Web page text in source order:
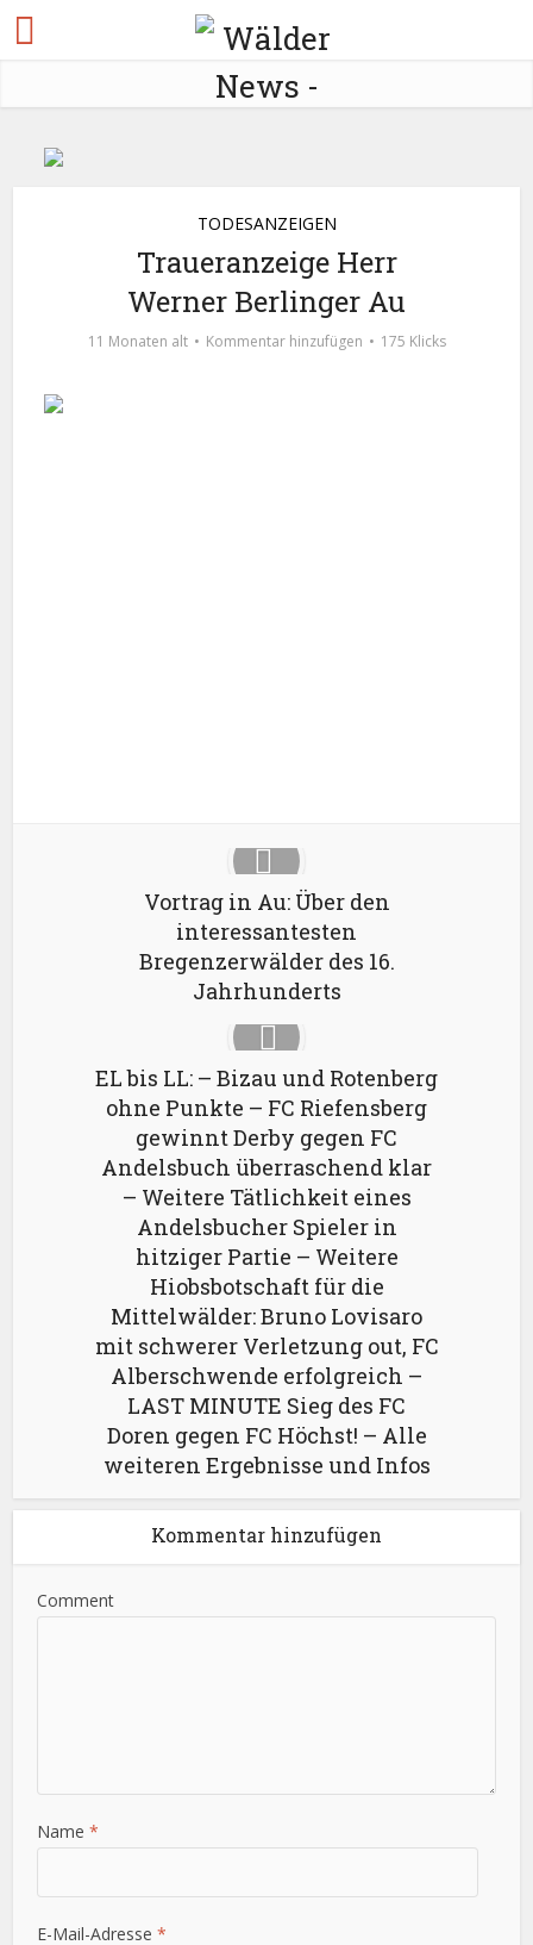
TODESANZEIGEN
Traueranzeige Herr
Werner Berlinger Au
11 Monaten alt Kommentar hinzufügen 175 Klicks
Vortrag in Au: Über den
interessantesten
Bregenzerwälder des 16.
Jahrhunderts
EL bis LL: – Bizau und Rotenberg
ohne Punkte – FC Riefensberg
gewinnt Derby gegen FC
Andelsbuch überraschend klar
– Weitere Tätlichkeit eines
Andelsbucher Spieler in
hitziger Partie – Weitere
Hiobsbotschaft für die
Mittelwälder: Bruno Lovisaro
mit schwerer Verletzung out, FC
Alberschwende erfolgreich –
LAST MINUTE Sieg des FC
Doren gegen FC Höchst! – Alle
weiteren Ergebnisse und Infos
Kommentar hinzufügen
Comment
Name*
E-Mail-Adresse*